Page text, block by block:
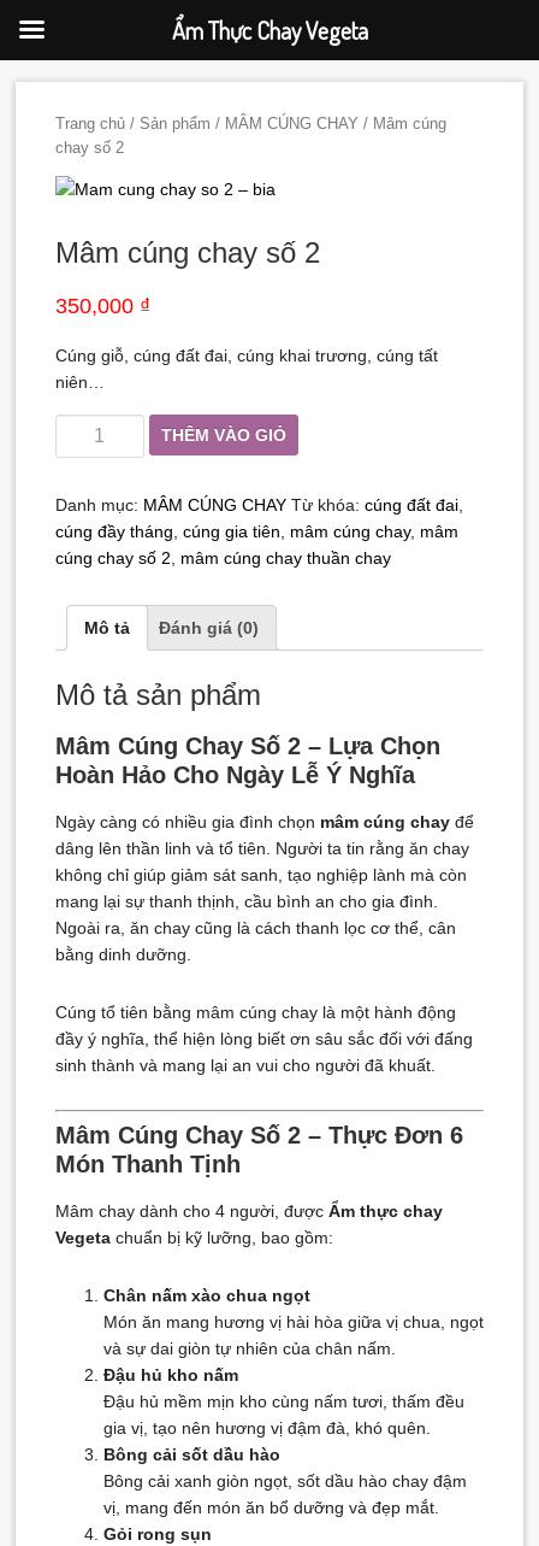
Trang chủ/ Sản phẩm / MÂM CÚNG CHAY / Mâm cúng
chay số 2
Mâm cúng chay số 2
350,000 ₫
Cúng giỗ, cúng đất đai, cúng khai trương, cúng tất
niên…
THÊM VÀO GIỎ
Danh mục: MÂM CÚNG CHAY Từ khóa: cúng đất đai,
cúng đầy tháng cúng gia tiên mâm cúng chay, mâm
cúng chay số 2
mâm cúng chay thuần chay
Mô tả Đánh giá (0)
Mô tả sản phẩm
Mâm Cúng Chay Số 2 – Lựa Chọn
Hoàn Hảo Cho Ngày Lễ Ý Nghĩa
Ngày càng có nhiều gia đình chọn mâm cúng chayđể
dâng lên thần linh và tổ tiên. Người ta tin rằng ăn chay
không chỉ giúp giảm sát sanh, tạo nghiệp lành mà còn
mang lại sự thanh thịnh, cầu bình an cho gia đình.
Ngoài ra, ăn chay cũng là cách thanh lọc cơ thể, cân
bằng dinh dưỡng.
Cúng tổ tiên bằng mâm cúng chay là một hành động
đầy ý nghĩa, thể hiện lòng biết ơn sâu sắc đối với đấng
sinh thành và mang lại an vui cho người đã khuất.
Mâm Cúng Chay Số 2 – Thực Đơn 6
Món Thanh Tịnh
Mâm chay dành cho 4 người, được Ẩm thực chay
Vegetachuẩn bị kỹ lưỡng, bao gồm:
Chân nấm xào chua ngọt
Món ăn mang hương vị hài hòa giữa vị chua, ngọt
và sự dai giòn tự nhiên của chân nấm.
Đậu hủ kho nấm
Đậu hủ mềm mịn kho cùng nấm tươi, thấm đều
gia vị, tạo nên hương vị đậm đà, khó quên.
Bông cải sốt dầu hào
Bông cải xanh giòn ngọt, sốt dầu hào chay đậm
vị, mang đến món ăn bổ dưỡng và đẹp mắt.
Gỏi rong sụn
Ẩm Thực Chay Vegeta